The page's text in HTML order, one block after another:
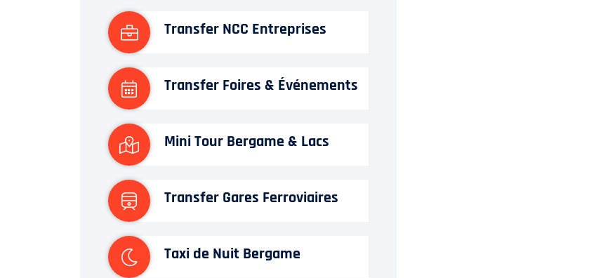
Transfer NCC Entreprises
Transfer Foires & Événements
Mini Tour Bergame & Lacs
Transfer Gares Ferroviaires
Taxi de Nuit Bergame